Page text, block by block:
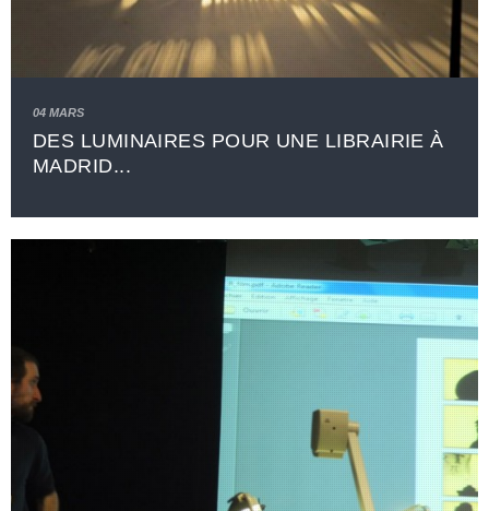
04 MARS
DES LUMINAIRES POUR UNE LIBRAIRIE À
MADRID...